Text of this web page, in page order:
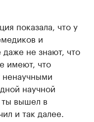
показала, что у
и
не знают, что
имеют, что
научной
ты вышел в
и так далее.